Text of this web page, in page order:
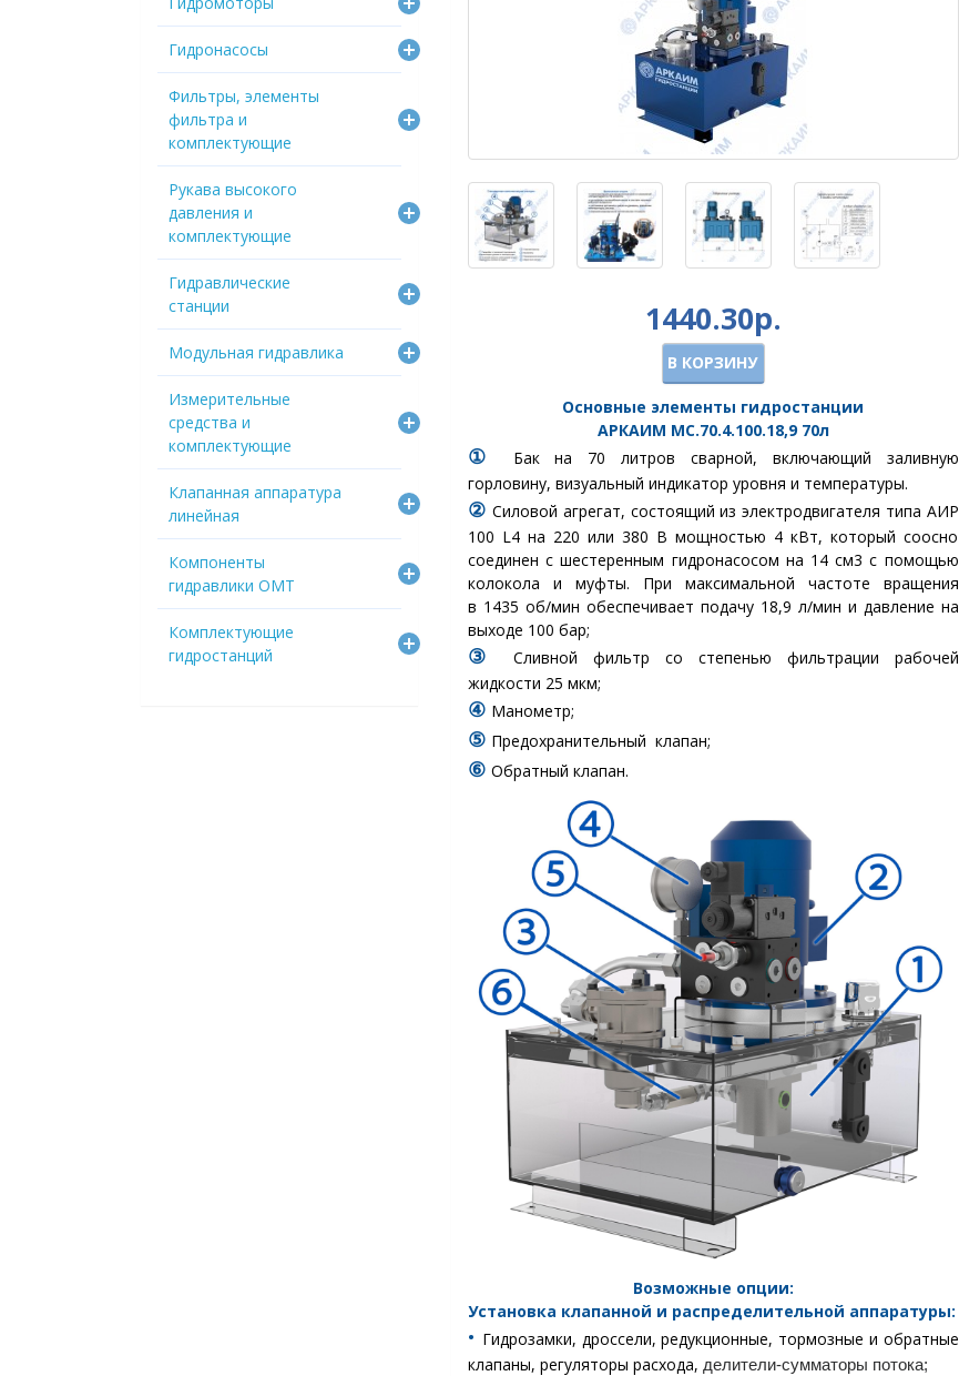
Гидронасосы
Фильтры, элементы
фильтра и
комплектующие
Рукава высокого
давления и
комплектующие
Гидравлические
станции
Модульная гидравлика
Измерительные
средства и
комплектующие
Клапанная аппаратура
линейная
Компоненты
гидравлики OMT
Комплектующие
гидростанций
1440.30р.
В КОРЗИНУ
Основные элементы гидростанции
АРКАИМ МС.70.4.100.18,9 70л
① Бакна 70 литров сварной, включающий заливную
горловину, визуальный индикатор уровня и температуры.
②Силовой агрегат, состоящий из электродвигателя типа АИР
100 L4 на 220 или 380 В мощностью 4 кВт, который соосно
соединен с шестеренным гидронасосом на 14 см3 с помощью
колокола и муфты. При максимальной частоте вращения
в 1435 об/мин обеспечивает подачу 18,9 л/мин и давление на
выходе 100 бар;
③ Сливной фильтр со степенью фильтрации рабочей
жидкости 25 мкм;
④ Манометр;
⑤ Предохранительный клапан;
⑥ Обратный клапан.
Возможные опции:
Установка клапанной и распределительной аппаратуры:
•︎ Гидрозамки, дроссели, редукционные, тормозные и обратные
клапаны, регуляторы расхода, делители-сумматоры потока;